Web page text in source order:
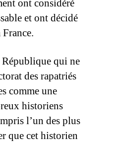
ont considéré
et ont décidé
République qui ne
des rapatriés
comme une
historiens
l’un des plus
que cet historien